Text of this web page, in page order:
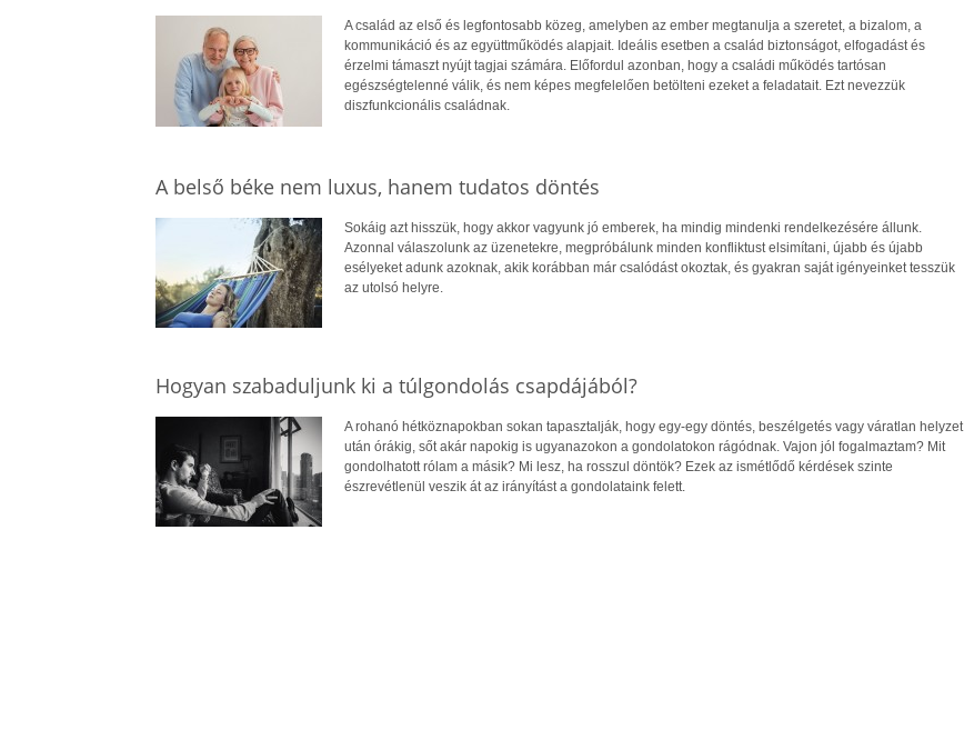
A család az első és legfontosabb közeg, amelyben az ember megtanulja a szeretet, a bizalom, a
kommunikáció és az együttműködés alapjait. Ideális esetben a család biztonságot, elfogadást és
érzelmi támaszt nyújt tagjai számára. Előfordul azonban, hogy a családi működés tartósan
egészségtelenné válik, és nem képes megfelelően betölteni ezeket a feladatait. Ezt nevezzük
diszfunkcionális családnak.
A belső béke nem luxus, hanem tudatos döntés
Sokáig azt hisszük, hogy akkor vagyunk jó emberek, ha mindig mindenki rendelkezésére állunk.
Azonnal válaszolunk az üzenetekre, megpróbálunk minden konfliktust elsimítani, újabb és újabb
esélyeket adunk azoknak, akik korábban már csalódást okoztak, és gyakran saját igényeinket tesszük
az utolsó helyre.
Hogyan szabaduljunk ki a túlgondolás csapdájából?
A rohanó hétköznapokban sokan tapasztalják, hogy egy-egy döntés, beszélgetés vagy váratlan helyzet
után órákig, sőt akár napokig is ugyanazokon a gondolatokon rágódnak. Vajon jól fogalmaztam? Mit
gondolhatott rólam a másik? Mi lesz, ha rosszul döntök? Ezek az ismétlődő kérdések szinte
észrevétlenül veszik át az irányítást a gondolataink felett.